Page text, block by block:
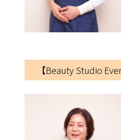
【Beauty Studio